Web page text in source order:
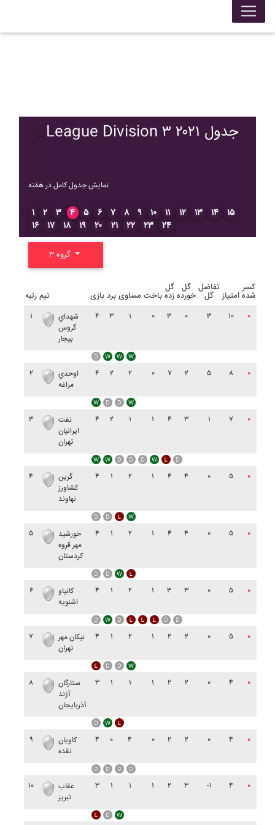
League Division ۳ ۲۰۲۱ جدول
نمایش جدول کامل در هفته
۱ ۲ ۳ ۴ ۵ ۶ ۷ ۸ ۹ ۱۰ ۱۱ ۱۲ ۱۳ ۱۴
۱۵
۱۶
۱۷ ۱۸ ۱۹ ۲۰ ۲۱ ۲۲ ۲۳ ۲۴
رتبه تیم بازی برد مساوی باخت
گل
زده
گل
خورده
تفاضل
گل امتیاز
کسر
شده
۱
شهداي
گروس
بيجار
۴ ۳ ۱ ۰ ۳ ۰ ۳ ۱۰ ۰
۲
اوحدي
مراغه
۴ ۲ ۲ ۰ ۷ ۲ ۵ ۸ ۰
۳
نفت
ايرانيان
تهران
۴ ۲ ۱ ۱ ۴ ۳ ۱ ۷ ۰
۴
گرين
کشاورز
نهاوند
۴ ۱ ۲ ۱ ۴ ۴ ۰ ۵ ۰
۵
خورشيد
مهر قروه
کردستان
۴ ۱ ۲ ۱ ۴ ۴ ۰ ۵ ۰
۶
کانياو
اشنويه
۴ ۱ ۲ ۱ ۳ ۳ ۰ ۵ ۰
۷
نيکان مهر
تهران
۴ ۱ ۲ ۱ ۲ ۲ ۰ ۵ ۰
۸
ستارگان
آژند
آذربايجان
۳ ۱ ۱ ۱ ۲ ۲ ۰ ۴ ۰
۹
کاويان
نقده
۴ ۰ ۴ ۰ ۲ ۲ ۰ ۴ ۰
۱۰
عقاب
تبريز
۳ ۱ ۱ ۱ ۲ ۳ -۱ ۴ ۰